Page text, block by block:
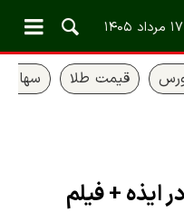
قیمت طلا سهام
ایذه + فیلم